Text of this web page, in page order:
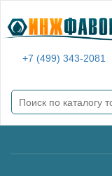
+7 (499) 343-2081